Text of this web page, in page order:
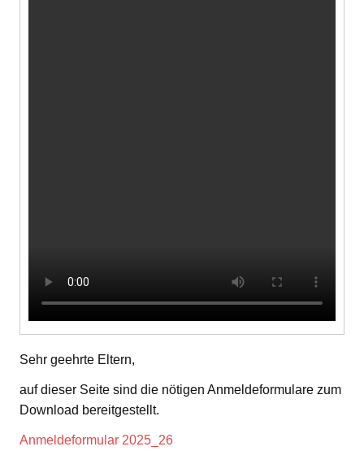
Sehr geehrte Eltern,
auf dieser Seite sind die nötigen Anmeldeformulare zum
Download bereitgestellt.
Anmeldeformular 2025_26